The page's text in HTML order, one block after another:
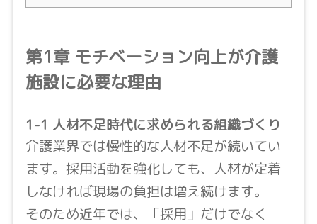
第1章 モチベーション向上が介護
施設に必要な理由
1-1 人材不足時代に求められる組織づくり
介護業界では慢性的な人材不足が続いてい
ます。採用活動を強化しても、人材が定着
しなければ現場の負担は増え続けます。
そのため近年では、「採用」だけでなく